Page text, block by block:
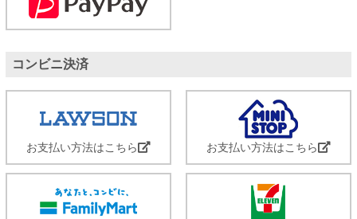
コンビニ決済
お支払い方法はこちら お支払い方法はこちら